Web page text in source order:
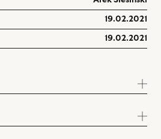
19.02.2021
19.02.2021